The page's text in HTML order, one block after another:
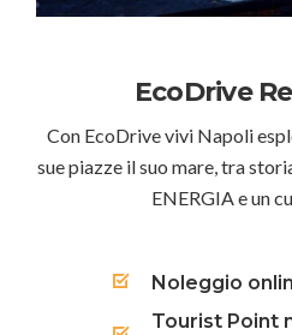
EcoDrive
Con EcoDrive vivi Napoli
sue piazze il suo mare, tra
ENERGIA e un
Noleggio
Tourist Point